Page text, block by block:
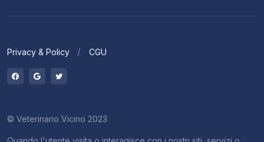
Privacy & Policy CGU
© Veterinario Vicino 2023